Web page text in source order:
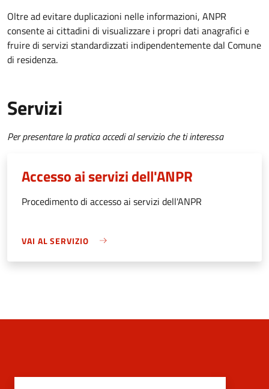
Oltre ad evitare duplicazioni nelle informazioni, ANPR
consente ai cittadini di visualizzare i propri dati anagrafici e
fruire di servizi standardizzati indipendentemente dal Comune
di residenza.
Servizi
Per presentare la pratica accedi al servizio che ti interessa
Accesso ai servizi dell'ANPR
Procedimento di accesso ai servizi dell'ANPR
VAI AL SERVIZIO